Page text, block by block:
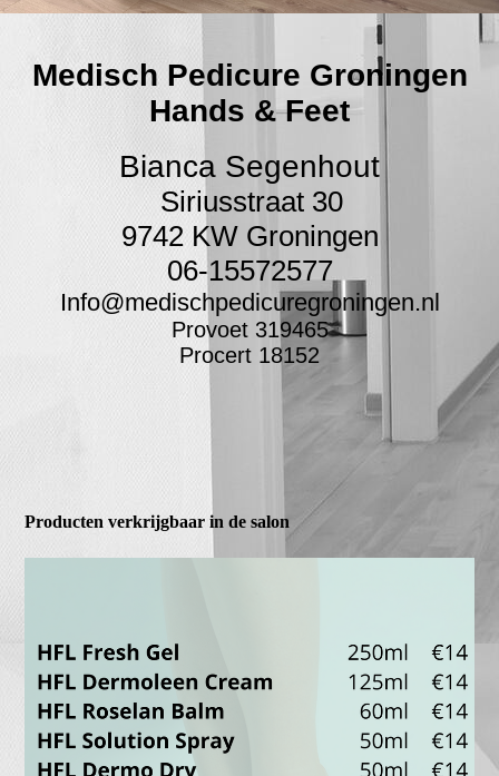
Medisch Pedicure Groningen
Hands & Feet
Bianca Segenhout
Siriusstraat 30
9742 KW Groningen
06-15572577
Info@medischpedicuregroningen.nl
Provoet 319465
Procert 18152
Producten verkrijgbaar in de salon